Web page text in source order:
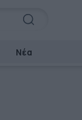
Νέα